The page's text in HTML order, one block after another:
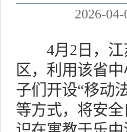
2026-
4月2日，江
区，利用该省
子们开设“移动
等方式，将安